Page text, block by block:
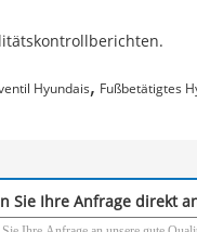
Hyundais, Fußbetätigtes
Sie Ihre Anfrage direkt